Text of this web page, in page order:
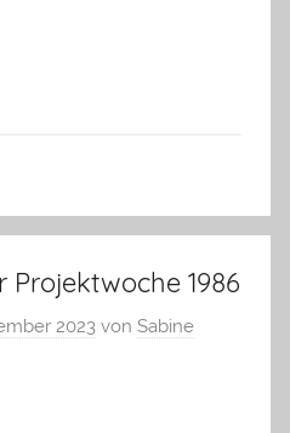
Projektwoche 1986
2023 von Sabine